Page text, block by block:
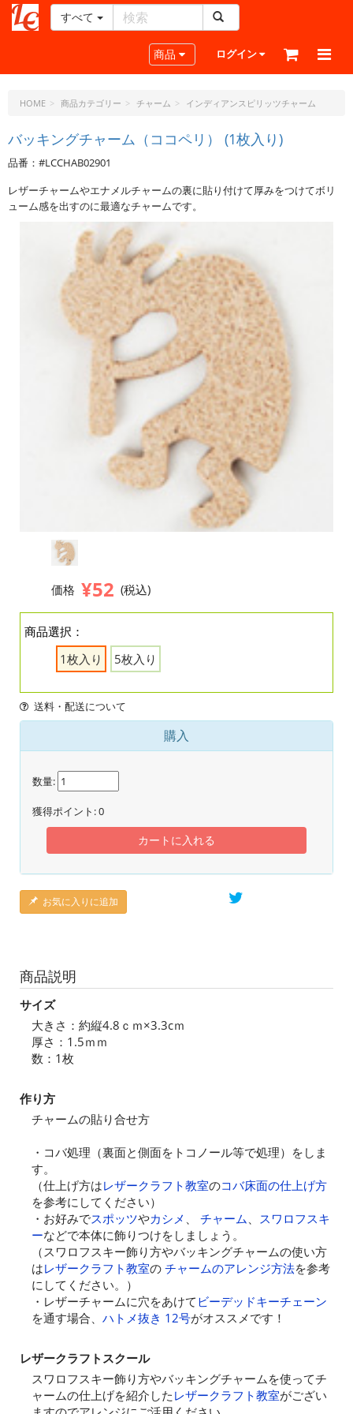
ー
ラ
ト・
ド
ッ
ト・
ジ
すべて
Toggle navigation
商品 ログイン
HOME 商品カテゴリー チャーム インディアンスピリッツチャーム
バッキングチャーム（ココペリ） (1枚入り)
品番：#LCCHAB02901
レザーチャームやエナメルチャームの裏に貼り付けて厚みをつけてボリ
ューム感を出すのに最適なチャームです。
価格 ¥52 (税込)
商品選択：
1枚入り
5枚入り
送料・配送について
購入
数量:
獲得ポイント:0
カートに入れる
お気に入りに追加
商品説明
サイズ
大きさ：約縦4.8ｃｍ×3.3cｍ
厚さ：1.5ｍｍ
数：1枚
作り方
チャームの貼り合せ方
・コバ処理（裏面と側面をトコノール等で処理）をしま
す。
（仕上げ方はレザークラフト教室のコバ床面の仕上げ方
を参考にしてください）
・お好みでスポッツやカシメ チャーム
スワロフスキ
ーなどで本体に飾りつけをしましょう。
（スワロフスキー飾り方やバッキングチャームの使い方
はレザークラフト教室の チャームのアレンジ方法を参考
にしてください。）
・レザーチャームに穴をあけて ビーデッドキーチェーン
を通す場合、 ハトメ抜き 12号がオススメです！
レザークラフトスクール
スワロフスキー飾り方やバッキングチャームを使ってチ
ャームの仕上げを紹介した レザークラフト教室がござい